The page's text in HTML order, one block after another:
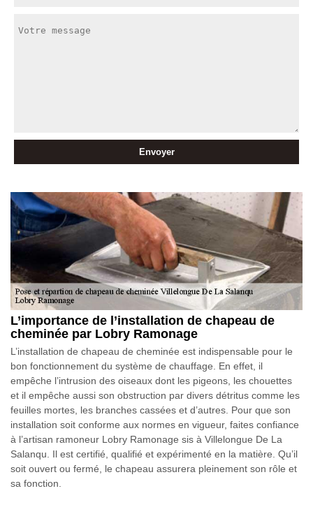
L’importance de l’installation de chapeau de
cheminée par Lobry Ramonage
L’installation de chapeau de cheminée est indispensable pour le
bon fonctionnement du système de chauffage. En effet, il
empêche l’intrusion des oiseaux dont les pigeons, les chouettes
et il empêche aussi son obstruction par divers détritus comme les
feuilles mortes, les branches cassées et d’autres. Pour que son
installation soit conforme aux normes en vigueur, faites confiance
à l’artisan ramoneur Lobry Ramonage sis à Villelongue De La
Salanqu. Il est certifié, qualifié et expérimenté en la matière. Qu’il
soit ouvert ou fermé, le chapeau assurera pleinement son rôle et
sa fonction.